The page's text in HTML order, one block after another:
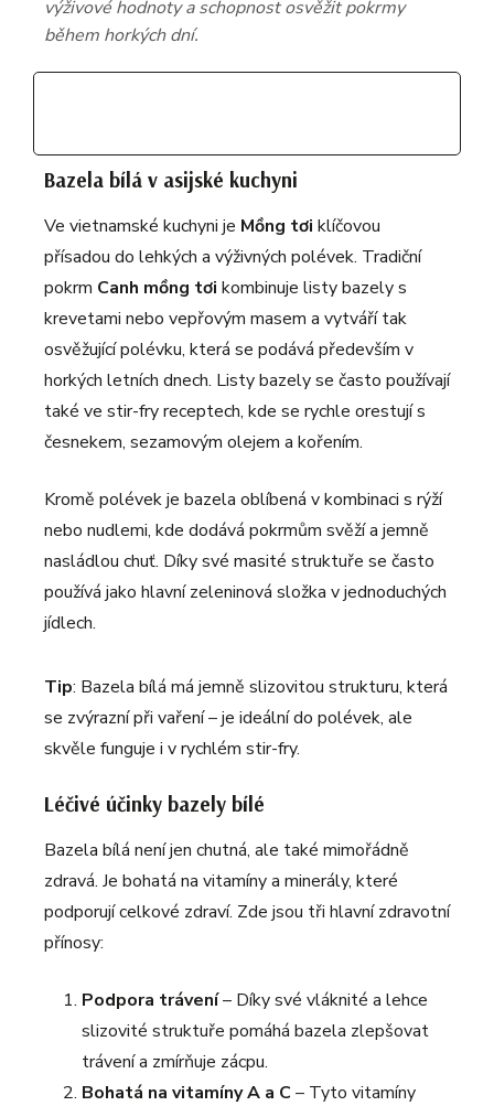
výživové hodnoty a schopnost osvěžit pokrmy
během horkých dní.
Bazela bílá v asijské kuchyni
Ve vietnamské kuchyni je Mồng tơi klíčovou
přísadou do lehkých a výživných polévek. Tradiční
pokrm Canh mồng tơi kombinuje listy bazely s
krevetami nebo vepřovým masem a vytváří tak
osvěžující polévku, která se podává především v
horkých letních dnech. Listy bazely se často používají
také ve stir-fry receptech, kde se rychle orestují s
česnekem, sezamovým olejem a kořením.
Kromě polévek je bazela oblíbená v kombinaci s rýží
nebo nudlemi, kde dodává pokrmům svěží a jemně
nasládlou chuť. Díky své masité struktuře se často
používá jako hlavní zeleninová složka v jednoduchých
jídlech.
Tip: Bazela bílá má jemně slizovitou strukturu, která
se zvýrazní při vaření – je ideální do polévek, ale
skvěle funguje i v rychlém stir-fry.
Léčivé účinky bazely bílé
Bazela bílá není jen chutná, ale také mimořádně
zdravá. Je bohatá na vitamíny a minerály, které
podporují celkové zdraví. Zde jsou tři hlavní zdravotní
přínosy:
Podpora trávení– Díky své vláknité a lehce
slizovité struktuře pomáhá bazela zlepšovat
trávení a zmírňuje zácpu.
Bohatá na vitamíny A a C– Tyto vitamíny